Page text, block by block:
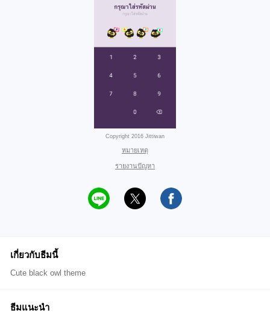
Copyright 2016 Jittiwan
หมายเหตุ
รายงานปัญหา
เกี่ยวกับธีมนี้
Cute black owl theme
ธีมแนะนำ